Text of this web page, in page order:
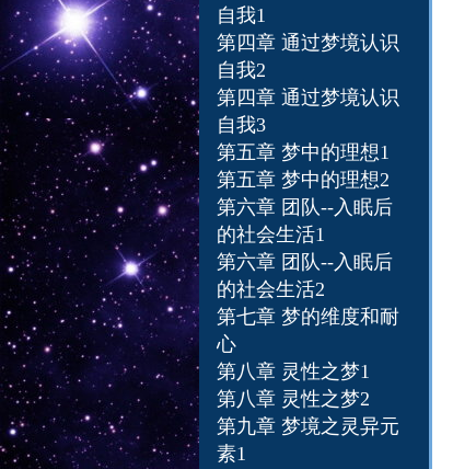
自我1
第四章 通过梦境认识
自我2
第四章 通过梦境认识
自我3
第五章 梦中的理想1
第五章 梦中的理想2
第六章 团队--入眠后
的社会生活1
第六章 团队--入眠后
的社会生活2
第七章 梦的维度和耐
心
第八章 灵性之梦1
第八章 灵性之梦2
第九章 梦境之灵异元
素1